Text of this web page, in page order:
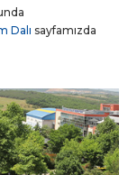
Dalı sayfamızda